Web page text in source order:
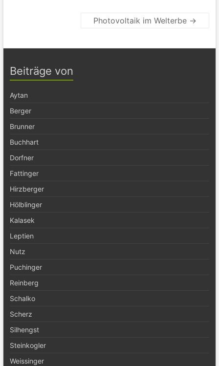
Photovoltaik im Welterbe →
Beiträge von
Aytan
Berger
Brunner
Buchhart
Dorfner
Fattinger
Hirzberger
Hölblinger
Kalasek
Leptien
Nutz
Puchinger
Reinberg
Schalko
Scherz
Silhengst
Steinkogler
Weissinger